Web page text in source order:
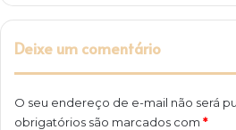
Deixe um comentário
O seu endereço de e-mail não será
obrigatórios são marcados com *